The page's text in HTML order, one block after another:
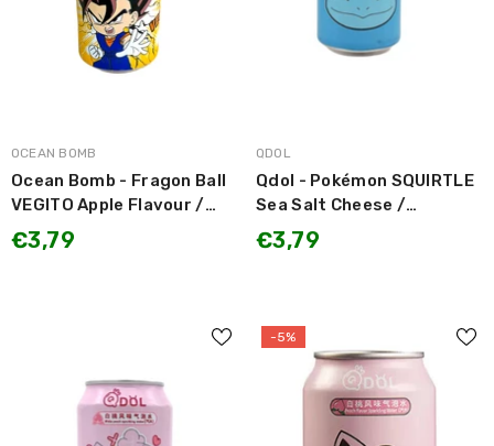
MARCA:
OCEAN BOMB
Ocean Bomb - Fragon Ball
VEGITO Apple Flavour /
Bevanda Gassata gusto
Mela 330ml
€3,79
MARCA:
QDOL
Qdol - Pokémon SQUIRTLE
Sea Salt Cheese /
Bevanda Gassata gusto
Sale Marino al Formaggio
€3,79
-5%